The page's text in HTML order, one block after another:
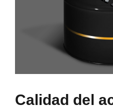
Calidad del